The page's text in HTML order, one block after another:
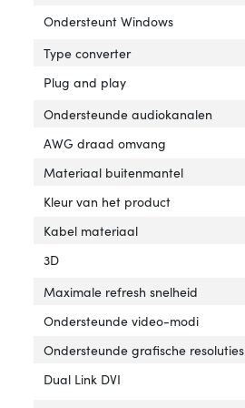
Ondersteunt Windows
Type converter
Plug and play
Ondersteunde audiokanalen
AWG draad omvang
Materiaal buitenmantel
Kleur van het product
Kabel materiaal
3D
Maximale refresh snelheid
Ondersteunde video-modi
Ondersteunde grafische resoluties
Dual Link DVI